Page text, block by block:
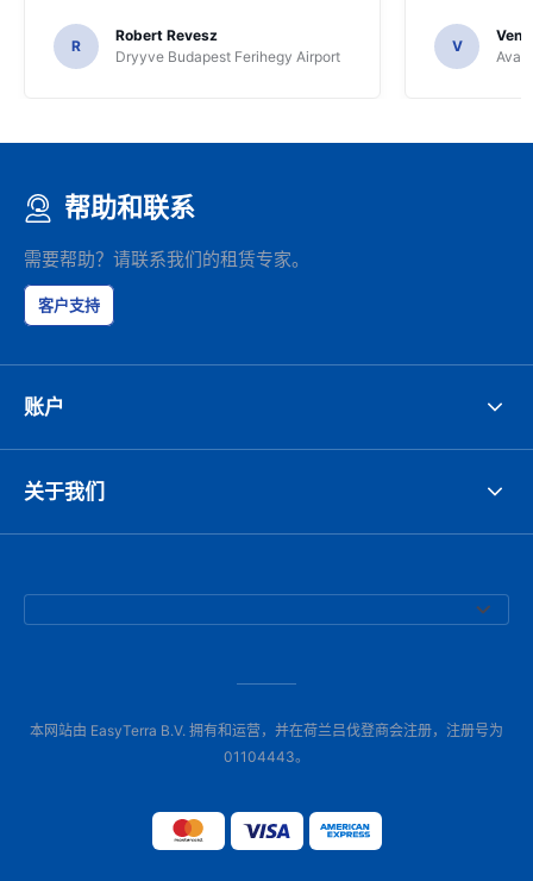
R
Robert Revesz
Dryyve Budapest Ferihegy Airport
V
帮助和联系
需要帮助？请联系我们的租赁专家。
客户支持
账户
关于我们
本网站由 EasyTerra B.V. 拥有和运营，并在荷兰吕伐登商会注册，注册号为
01104443。